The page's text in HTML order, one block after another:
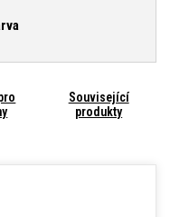
Související
produkty